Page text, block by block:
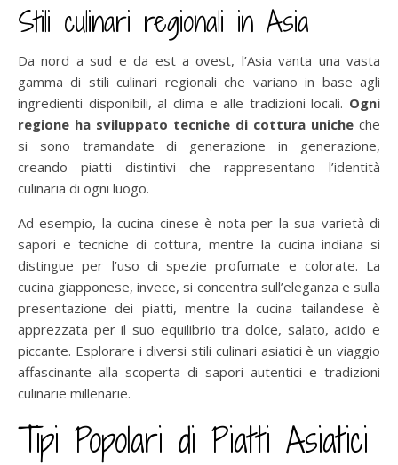
Stili culinari regionali in Asia
Da nord a sud e da est a ovest, l’Asia vanta una vasta
gamma di stili culinari regionali che variano in base agli
ingredienti disponibili, al clima e alle tradizioni locali. Ogni
regione ha sviluppato tecniche di cottura uniche che
si sono tramandate di generazione in generazione,
creando piatti distintivi che rappresentano l’identità
culinaria di ogni luogo.
Ad esempio, la cucina cinese è nota per la sua varietà di
sapori e tecniche di cottura, mentre la cucina indiana si
distingue per l’uso di spezie profumate e colorate. La
cucina giapponese, invece, si concentra sull’eleganza e sulla
presentazione dei piatti, mentre la cucina tailandese è
apprezzata per il suo equilibrio tra dolce, salato, acido e
piccante. Esplorare i diversi stili culinari asiatici è un viaggio
affascinante alla scoperta di sapori autentici e tradizioni
culinarie millenarie.
Tipi Popolari di Piatti Asiatici